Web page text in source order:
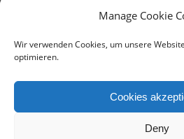
Manage Cookie
Wir verwenden Cookies, um unsere
optimieren.
Cookies
Deny